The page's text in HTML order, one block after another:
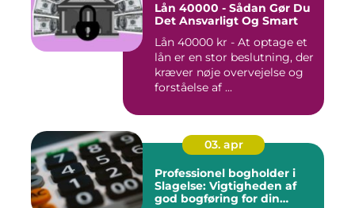
Lån 40000 - Sådan Gør Du
Det Ansvarligt Og Smart
Lån 40000 kr - At optage et
lån er en stor beslutning, der
kræver nøje overvejelse og
forståelse af ...
03. apr
Professionel bogholder i
Slagelse: Vigtigheden af
god bogføring for din